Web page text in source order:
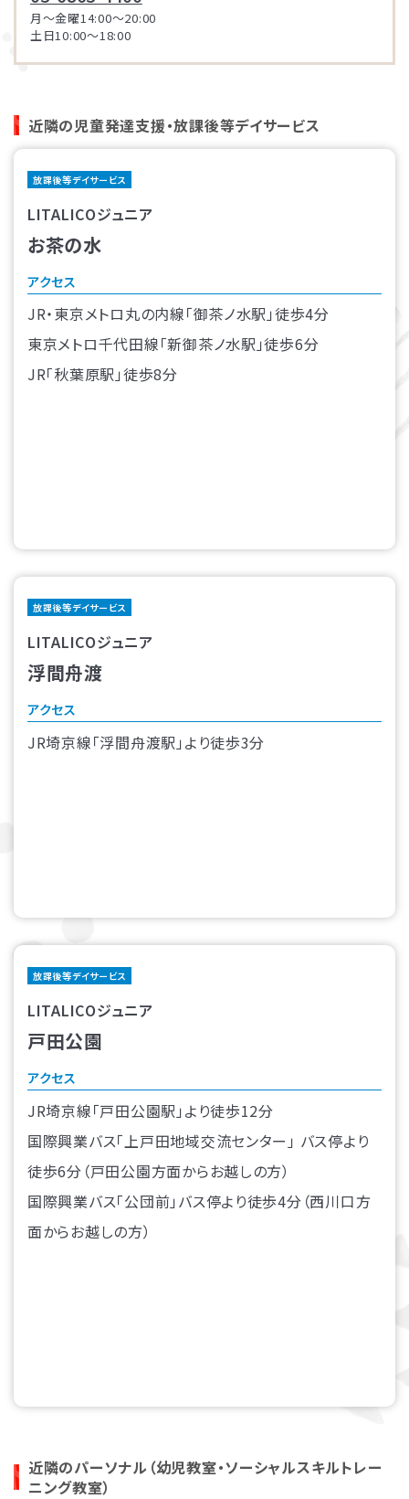
月～金曜14:00～20:00
土日10:00～18:00
近隣の児童発達支援・放課後等デイサービス
放課後等デイサービス
LITALICOジュニア
お茶の水
アクセス
JR・東京メトロ丸の内線「御茶ノ水駅」徒歩4分
東京メトロ千代田線「新御茶ノ水駅」徒歩6分
JR「秋葉原駅」徒歩8分
放課後等デイサービス
LITALICOジュニア
浮間舟渡
アクセス
JR埼京線「浮間舟渡駅」より徒歩3分
放課後等デイサービス
LITALICOジュニア
戸田公園
アクセス
JR埼京線「戸田公園駅」より徒歩12分
国際興業バス「上戸田地域交流センター」 バス停より
徒歩6分（戸田公園方面からお越しの方）
国際興業バス「公団前」バス停より徒歩4分（西川口方
面からお越しの方）
近隣のパーソナル（幼児教室・ソーシャルスキルトレー
ニング教室）